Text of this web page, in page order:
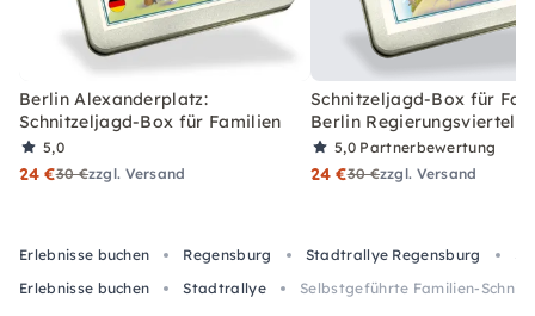
Berlin Alexanderplatz:
Schnitzeljagd-Box für Familien
5,0
24 €30 €zzgl. Versand
Schnitzeljagd-Box für
Berlin Regierungsviertel
5,0 Partnerbewertung
24 €30 €zzgl. Versand
Erlebnisse buchen Regensburg Stadtrallye Regensburg
Erlebnisse buchen
Stadtrallye Selbstgeführte Familien-